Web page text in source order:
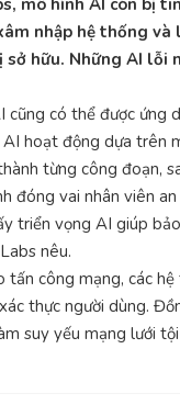
nhập hệ thống
hữu. Những AI
cũng có thể được
hoạt động dựa trên
từng công đoạn,
đóng vai nhân viên an
triển vọng AI giúp
nêu.
công mạng, các
thực người dùng.
suy yếu mạng lưới